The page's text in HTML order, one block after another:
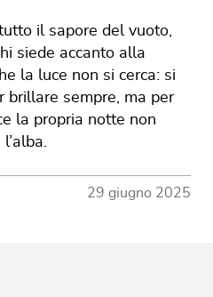
il sapore del vuoto,
siede accanto alla
la luce non si cerca: si
brillare sempre, ma per
la propria notte non
29 giugno 2025